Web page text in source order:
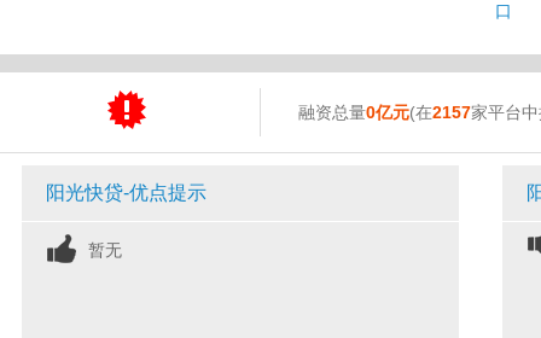
口
融资总量0亿元(在2157家平台
阳光快贷-优点提示
暂无